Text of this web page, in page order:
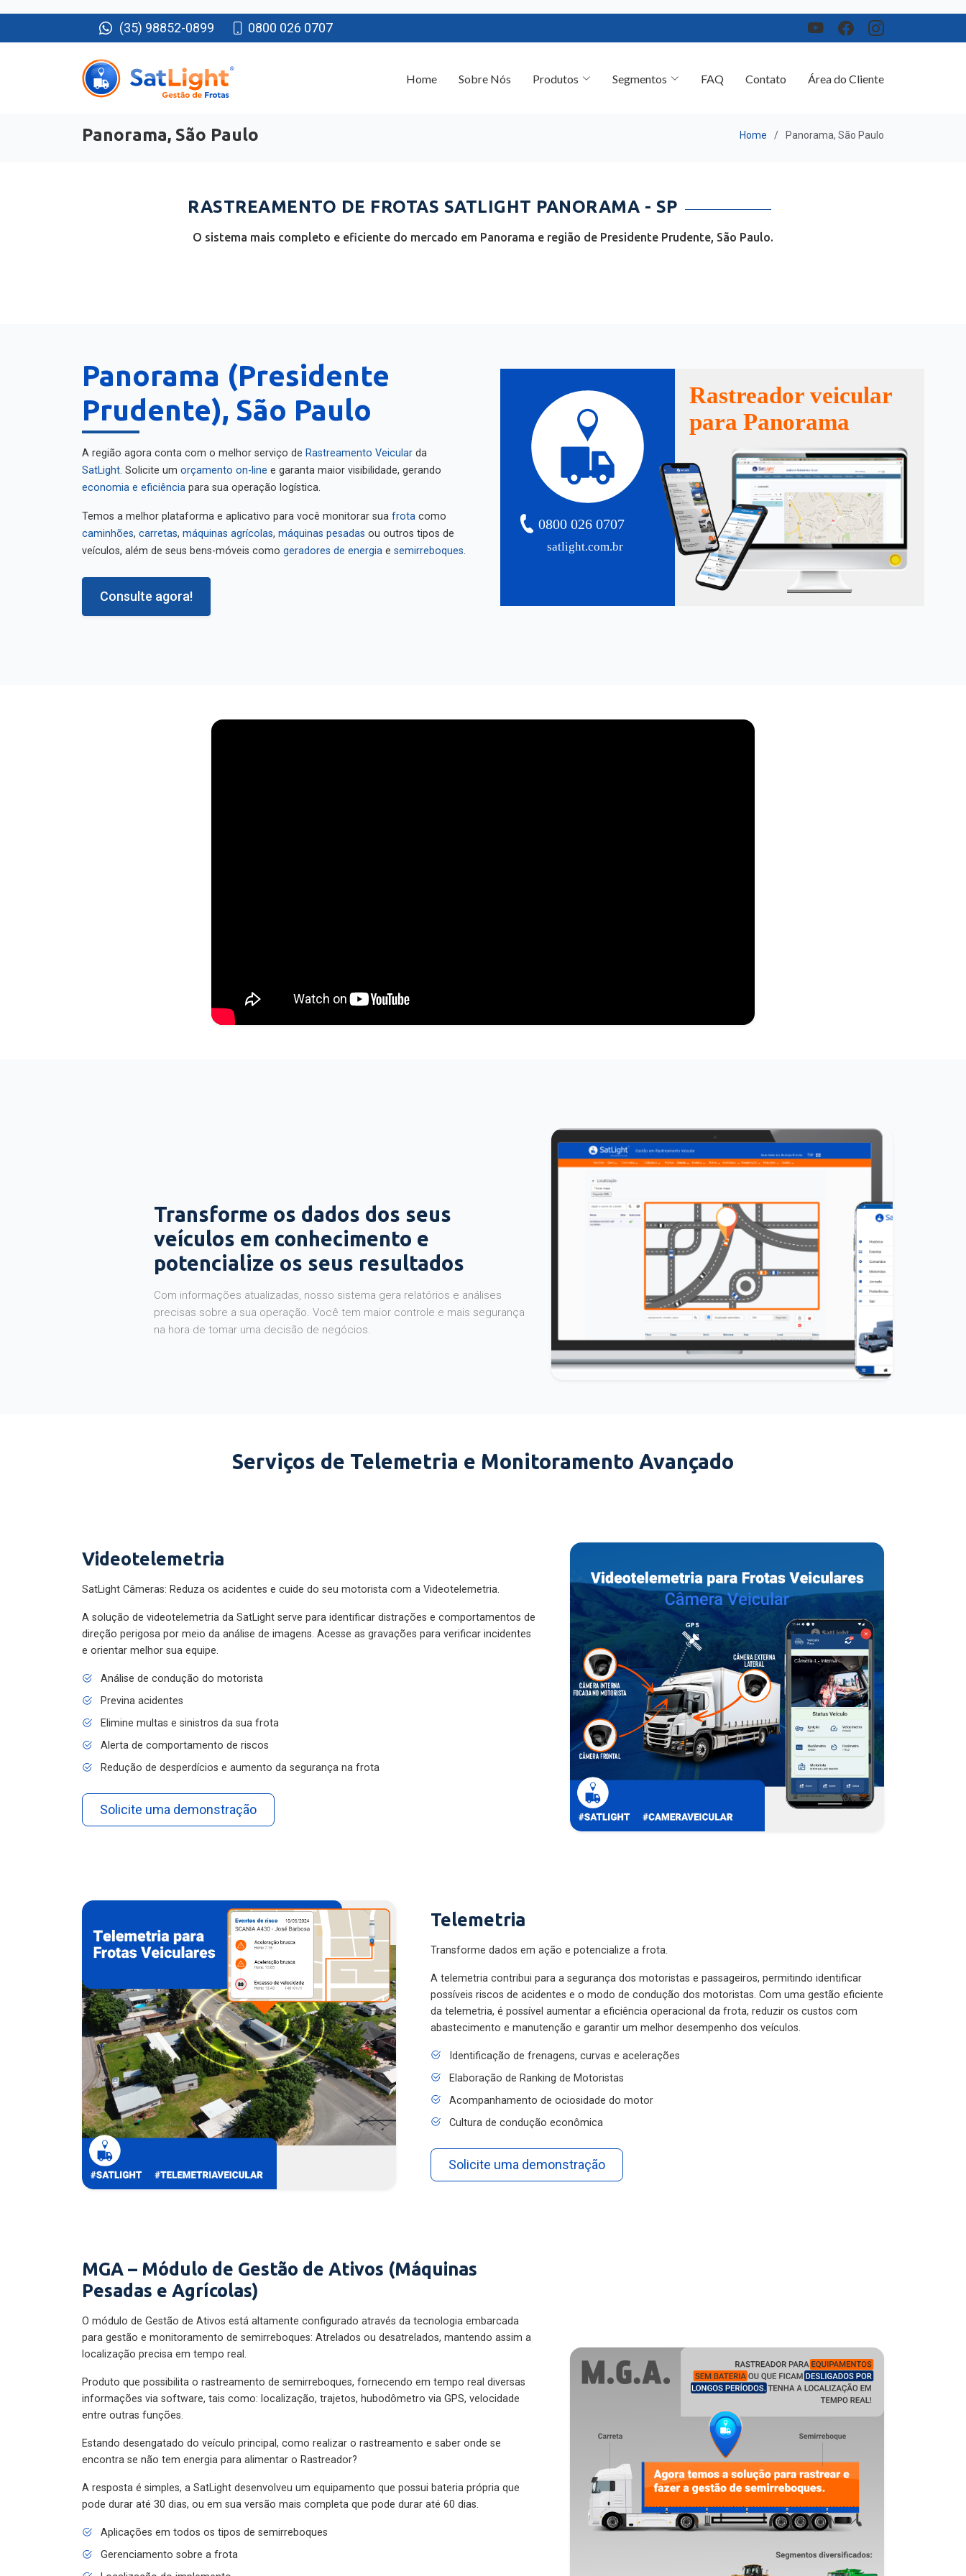
(35) 98852-0899 0800 026 0707
Panorama, São Paulo
RASTREAMENTO DE FROTAS SATLIGHT PANORAMA - SP
O sistema mais completo e eficiente do mercado em Panorama e região de Presidente Prudente, São Paulo.
Panorama (Presidente
Prudente), São Paulo
A região agora conta com o melhor serviço de Rastreamento Veicular
da
SatLight
. Solicite um orçamento on-line
e garanta maior visibilidade, gerando
economia e eficiência
para sua operação logística.
Temos a melhor plataforma e aplicativo para você monitorar sua frota
caminhões
máquinas agrícolas máquinas pesadas
ou outros tipos de
veículos, além de seus bens-móveis como
geradores de energia semirreboques
Consulte agora!
satlight.com.br
0800 026 0707
Rastreador veicular
para Panorama
Transforme os dados dos seus
veículos em conhecimento e
potencialize os seus resultados
Com informações atualizadas, nosso sistema gera relatórios e análises
precisas sobre a sua operação. Você tem maior controle e mais segurança
na hora de tomar uma decisão de negócios.
Serviços de Telemetria e Monitoramento Avançado
Videotelemetria
SatLight Câmeras: Reduza os acidentes e cuide do seu motorista com a Videotelemetria.
A solução de videotelemetria da SatLight serve para identificar distrações e comportamentos de
direção perigosa por meio da análise de imagens. Acesse as gravações para verificar incidentes
e orientar melhor sua equipe.
Análise de condução do motorista
Previna acidentes
Elimine multas e sinistros da sua frota
Alerta de comportamento de riscos
Redução de desperdícios e aumento da segurança na frota
Solicite uma demonstração
Telemetria
Transforme dados em ação e potencialize a frota.
A telemetria contribui para a segurança dos motoristas e passageiros, permitindo identificar
possíveis riscos de acidentes e o modo de condução dos motoristas. Com uma gestão eficiente
da telemetria, é possível aumentar a eficiência operacional da frota, reduzir os custos com
abastecimento e manutenção e garantir um melhor desempenho dos veículos.
Identificação de frenagens, curvas e acelerações
Elaboração de Ranking de Motoristas
Acompanhamento de ociosidade do motor
Cultura de condução econômica
Solicite uma demonstração
MGA – Módulo de Gestão de Ativos (Máquinas
Pesadas e Agrícolas)
O módulo de Gestão de Ativos está altamente configurado através da tecnologia embarcada
para gestão e monitoramento de semirreboques: Atrelados ou desatrelados, mantendo assim a
localização precisa em tempo real.
Produto que possibilita o rastreamento de semirreboques, fornecendo em tempo real diversas
informações via software, tais como: localização, trajetos, hubodômetro via GPS, velocidade
entre outras funções.
Estando desengatado do veículo principal, como realizar o rastreamento e saber onde se
encontra se não tem energia para alimentar o Rastreador?
A resposta é simples, a SatLight desenvolveu um equipamento que possui bateria própria que
pode durar até 30 dias, ou em sua versão mais completa que pode durar até 60 dias.
Aplicações em todos os tipos de semirreboques
Gerenciamento sobre a frota
Localização do implemento